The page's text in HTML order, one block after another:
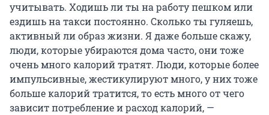
учитывать. Ходишь ли ты на работу пешком или
ездишь на такси постоянно. Сколько ты гуляешь,
активный ли образ жизни. Я даже больше скажу,
люди, которые убираются дома часто, они тоже
очень много калорий тратят. Люди, которые более
импульсивные, жестикулируют много, у них тоже
больше калорий тратится, то есть много от чего
зависит потребление и расход калорий, —